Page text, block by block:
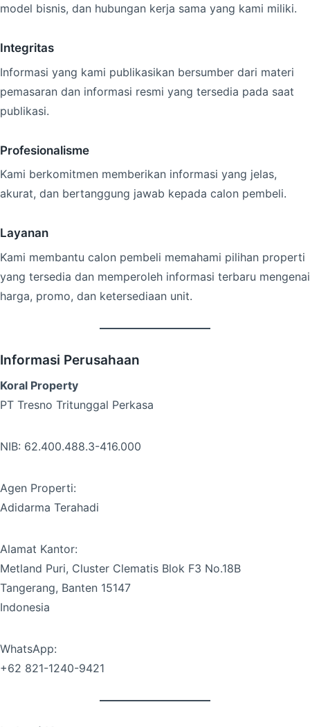
model bisnis, dan hubungan kerja sama yang kami miliki.
Integritas
Informasi yang kami publikasikan bersumber dari materi
pemasaran dan informasi resmi yang tersedia pada saat
publikasi.
Profesionalisme
Kami berkomitmen memberikan informasi yang jelas,
akurat, dan bertanggung jawab kepada calon pembeli.
Layanan
Kami membantu calon pembeli memahami pilihan properti
yang tersedia dan memperoleh informasi terbaru mengenai
harga, promo, dan ketersediaan unit.
Informasi Perusahaan
Koral Property
PT Tresno Tritunggal Perkasa
NIB: 62.400.488.3-416.000
Agen Properti:
Adidarma Terahadi
Alamat Kantor:
Metland Puri, Cluster Clematis Blok F3 No.18B
Tangerang, Banten 15147
Indonesia
WhatsApp:
+62 821-1240-9421